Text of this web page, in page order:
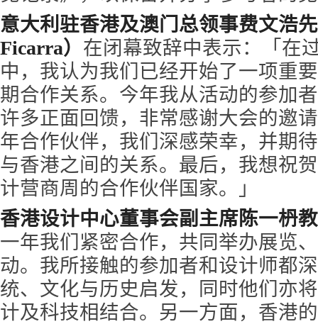
意大利驻香港及澳门总领事费文浩
Ficarra） 在闭幕致辞中表示：「在
中，我认为我们已经开始了一项重
期合作关系。今年我从活动的参加
许多正面回馈，非常感谢大会的邀
年合作伙伴，我们深感荣幸，并期
与香港之间的关系。最后，我想祝
计营商周的合作伙伴国家。」
香港设计中心董事会副主席陈一枬
一年我们紧密合作，共同举办展览
动。我所接触的参加者和设计师都
统、文化与历史启发，同时他们亦
计及科技相结合。另一方面，香港